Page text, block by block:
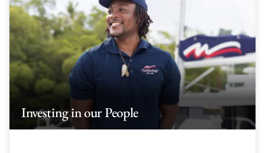
Investing in our People